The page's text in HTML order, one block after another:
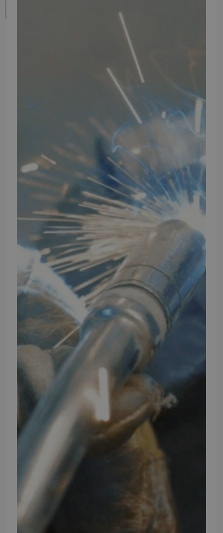
IMPORTØR
Alle mærker og modeller på tmp.dk importeres i Danmark af:
Thomas Møller Pedersen Aps.
Elmevej 18, Glyngøre 7870 Roslev
Ved henvendelse ang. dit køretøj, reparation og service
mm. skal du oplyse dit stelnummer eller registreringsnummer.
INFORMATION
TMP
Ansøg om at blive forhandler
Energiberegner
Artikler
TMP Historie
Cookie og Privatlivspolitik
Salgs- og leveringsbetingelser
Vores brands
Telefontider
Mandag - Torsdag
09:00 - 16:00
09:00 - 15:30
Weekend
FØLG TMP
Facebook
Youtube